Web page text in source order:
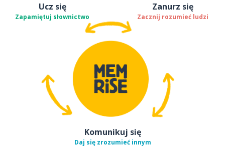
Ucz się
Zapamiętuj słownictwo
Zanurz się
Zacznij rozumieć ludzi
Komunikuj się
Daj się zrozumieć innym